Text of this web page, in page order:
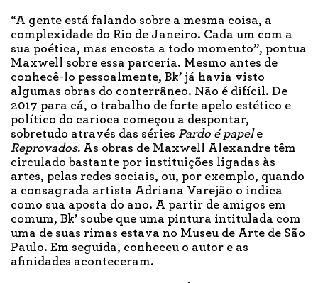
“A gente está falando sobre a mesma coisa, a
complexidade do Rio de Janeiro. Cada um com a
sua poética, mas encosta a todo momento”, pontua
Maxwell sobre essa parceria. Mesmo antes de
conhecê-lo pessoalmente, Bk’ já havia visto
algumas obras do conterrâneo. Não é difícil. De
2017 para cá, o trabalho de forte apelo estético e
político do carioca começou a despontar,
sobretudo através das séries Pardo é papele
Reprovados. As obras de Maxwell Alexandre têm
circulado bastante por instituições ligadas às
artes, pelas redes sociais, ou, por exemplo, quando
a consagrada artista Adriana Varejão o indica
como sua aposta do ano. A partir de amigos em
comum, Bk’ soube que uma pintura intitulada com
uma de suas rimas estava no Museu de Arte de São
Paulo. Em seguida, conheceu o autor e as
afinidades aconteceram.